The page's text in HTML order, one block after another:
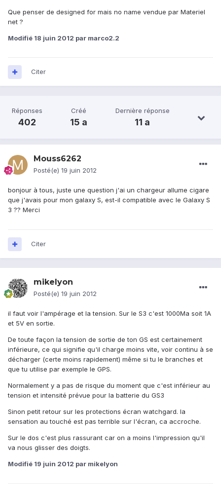
Que penser de designed for mais no name vendue par Materiel
net ?
Modifié 18 juin 2012 par marco2.2
Citer
Réponses
402
Créé
15 a
Dernière réponse
11 a
Mouss6262
Posté(e) 19 juin 2012
bonjour à tous, juste une question j'ai un chargeur allume cigare
que j'avais pour mon galaxy S, est-il compatible avec le Galaxy S
3 ?? Merci
Citer
mikelyon
Posté(e) 19 juin 2012
il faut voir l'ampérage et la tension. Sur le S3 c'est 1000Ma soit 1A
et 5V en sortie.
De toute façon la tension de sortie de ton GS est certainement
inférieure, ce qui signifie qu'il charge moins vite, voir continu à se
décharger (certe moins rapidement) même si tu le branches et
que tu utilise par exemple le GPS.
Normalement y a pas de risque du moment que c'est inférieur au
tension et intensité prévue pour la batterie du GS3
Sinon petit retour sur les protections écran watchgard. la
sensation au touché est pas terrible sur l'écran, ca accroche.
Sur le dos c'est plus rassurant car on a moins l'impression qu'il
va nous glisser des doigts.
Modifié 19 juin 2012 par mikelyon